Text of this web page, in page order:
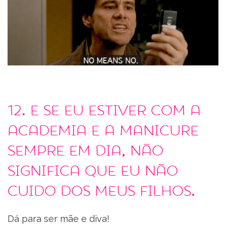
12. E se eu estiver com a
academia e a manicure
sempre em dia, não
significa que eu não
cuido dos meus filhos.
Dá para ser mãe e diva!